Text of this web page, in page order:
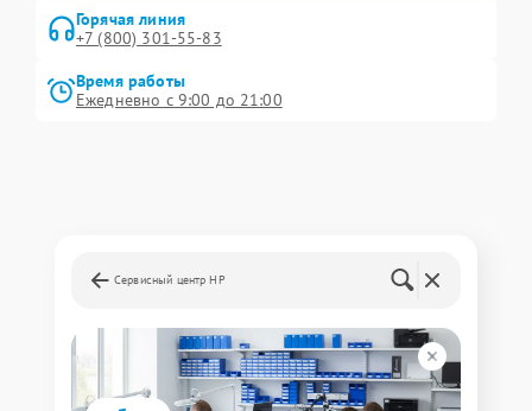
Горячая линия
+7 (800) 301-55-83
Время работы
Ежедневно с 9:00 до 21:00
Сервисный центр HP